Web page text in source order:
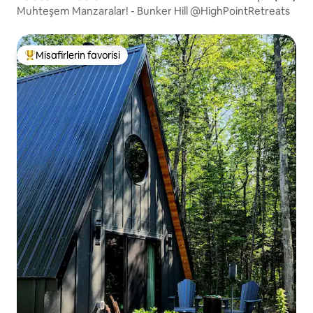
Muhteşem Manzaralar! - Bunker Hill @HighPointRetreats
Misafirlerin favorilerinden en beğenilenler arasında
Misafirlerin favorisi